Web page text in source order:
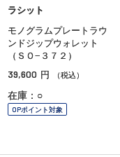
ラシット
モノグラムプレートラウ
ンドジップウォレット
（ＳＯ−３７２）
39,600 円 （税込）
在庫：○
OPポイント対象